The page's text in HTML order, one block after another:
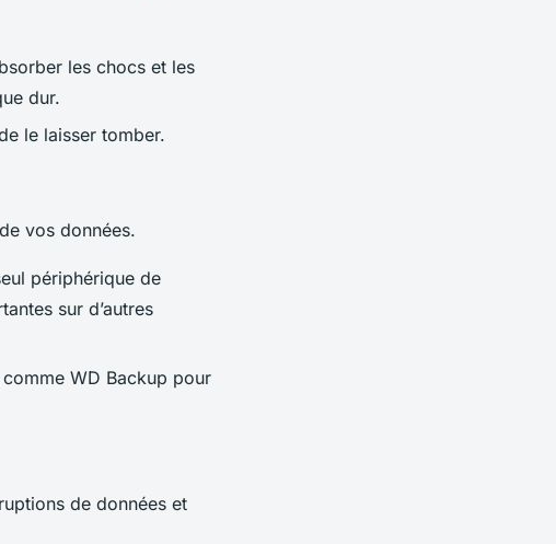
les chocs et les
dur.
le laisser tomber.
vos données.
périphérique de
sur d’autres
WD Backup pour
de données et